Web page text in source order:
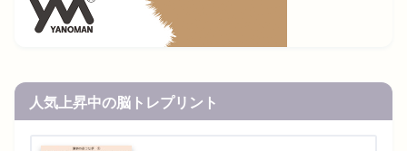
人気上昇中の脳トレプリント